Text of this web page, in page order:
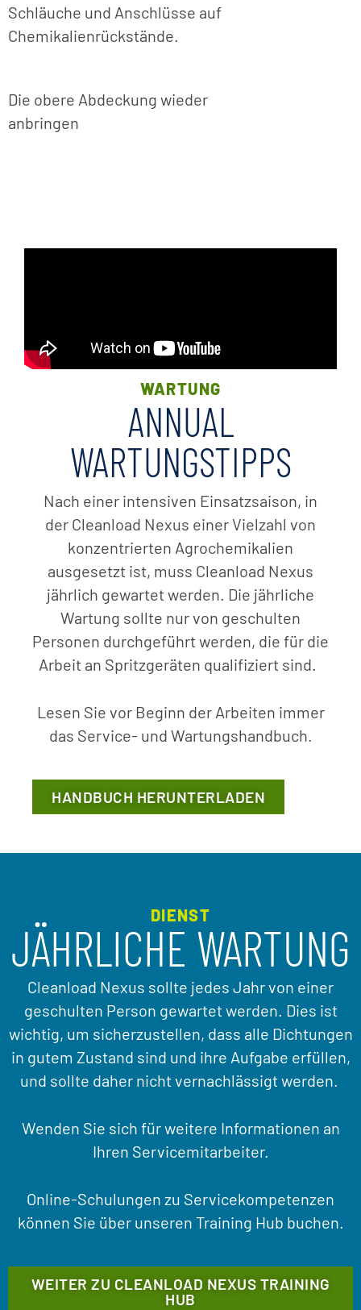
Schläuche und Anschlüsse auf
Chemikalienrückstände.
Die obere Abdeckung wieder
anbringen
WARTUNG
ANNUAL
WARTUNGSTIPPS
Nach einer intensiven Einsatzsaison, in
der Cleanload Nexus einer Vielzahl von
konzentrierten Agrochemikalien
ausgesetzt ist, muss Cleanload Nexus
jährlich gewartet werden. Die jährliche
Wartung sollte nur von geschulten
Personen durchgeführt werden, die für die
Arbeit an Spritzgeräten qualifiziert sind.
Lesen Sie vor Beginn der Arbeiten immer
das Service- und Wartungshandbuch.
HANDBUCH HERUNTERLADEN
DIENST
JÄHRLICHE WARTUNG
Cleanload Nexus sollte jedes Jahr von einer
geschulten Person gewartet werden. Dies ist
wichtig, um sicherzustellen, dass alle Dichtungen
in gutem Zustand sind und ihre Aufgabe erfüllen,
und sollte daher nicht vernachlässigt werden.
Wenden Sie sich für weitere Informationen an
Ihren Servicemitarbeiter.
Online-Schulungen zu Servicekompetenzen
können Sie über unseren Training Hub buchen.
WEITER ZU CLEANLOAD NEXUS TRAINING
HUB